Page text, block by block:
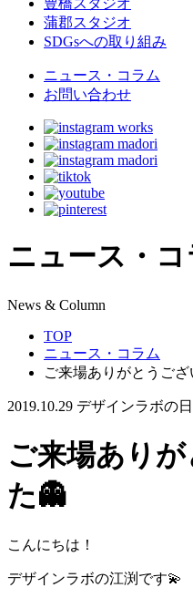
豊橋スタジオ
蒲郡スタジオ
SDGsへの取り組み
ニュース・コラム
お問い合わせ
ニュース・
News & Column
TOP
ニュース・コラム
ご来場ありがとうご
2019.10.29 デザインラボの
ご来場あり
た👻
こんにちは！
デザインラボの江渕です💫